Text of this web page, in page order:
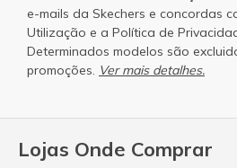
Lojas Onde Comprar
e-mails da Skechers e concordas
Utilização e a Política de
Determinados modelos são
promoções. Ver mais detalhes.